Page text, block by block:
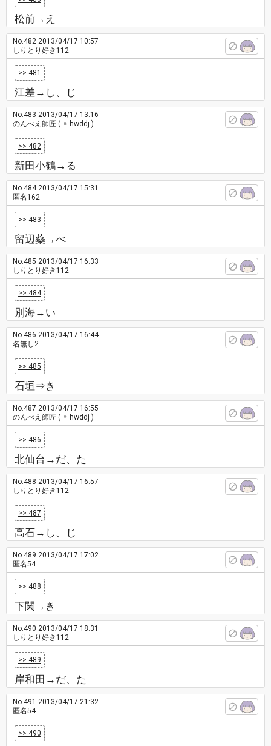
松前→え
No.482 2013/04/17 10:57
しりとり好き112
>> 481
江差→し、じ
No.483 2013/04/17 13:16
のんべえ師匠 ( ♀ hwddj )
>> 482
新田小鶴→る
No.4842013/04/17 15:31
匿名162
>> 483
留辺蘂→べ
No.485 2013/04/17 16:33
しりとり好き112
>> 484
別海→い
No.486 2013/04/17 16:44
名無し2
>> 485
石垣⇒き
No.487 2013/04/17 16:55
のんべえ師匠 ( ♀ hwddj )
>> 486
北仙台→だ、た
No.488 2013/04/17 16:57
しりとり好き112
>> 487
高石→し、じ
No.489 2013/04/17 17:02
匿名54
>> 488
下関→き
No.490 2013/04/17 18:31
しりとり好き112
>> 489
岸和田→だ、た
No.491 2013/04/17 21:32
匿名54
>> 490